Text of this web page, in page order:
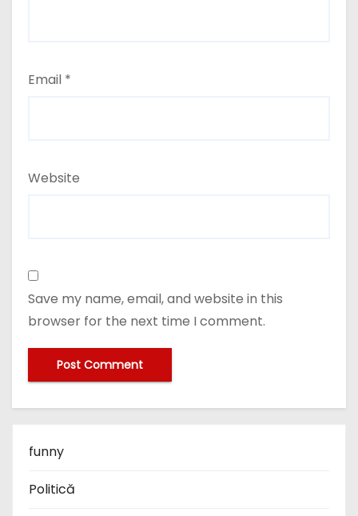
Email *
Website
Save my name, email, and website in this
browser for the next time I comment.
funny
Politică